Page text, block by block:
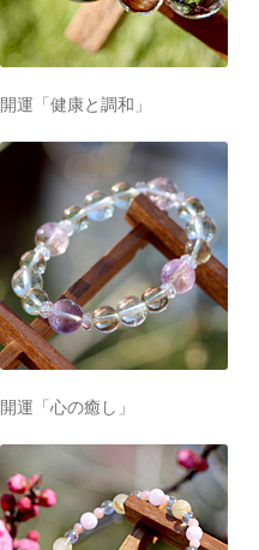
開運「健康と調和」
開運「心の癒し」